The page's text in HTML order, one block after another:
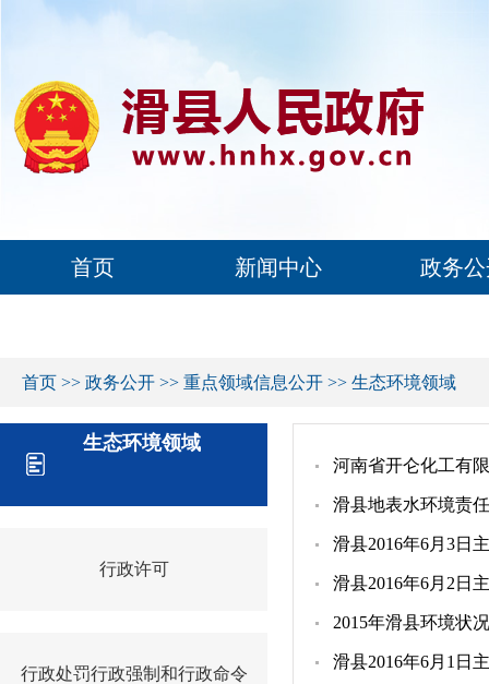
首页 新闻中心 政务
首页 >> 政务公开 >> 重点领域信息公开 >> 生态环境领域
生态环境领域
行政许可
行政处罚行政强制和行政命令
河南省开仑化工有
滑县地表水环境责
滑县2016年6月3日
滑县2016年6月2日
2015年滑县环境状
滑县2016年6月1日